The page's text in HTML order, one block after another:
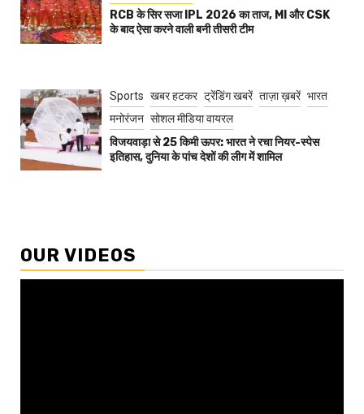
RCB के सिर सजा IPL 2026 का ताज, MI और CSK
के बाद ऐसा करने वाली बनी तीसरी टीम
Sports खबर हटकर ट्रेंडिंग खबरें ताज़ा ख़बरें भारत
मनोरंजन सोशल मीडिया वायरल
विजयवाड़ा से 25 किमी ऊपर: भारत ने रचा नियर-स्पेस
इतिहास, दुनिया के पांच देशों की लीग में शामिल
OUR VIDEOS